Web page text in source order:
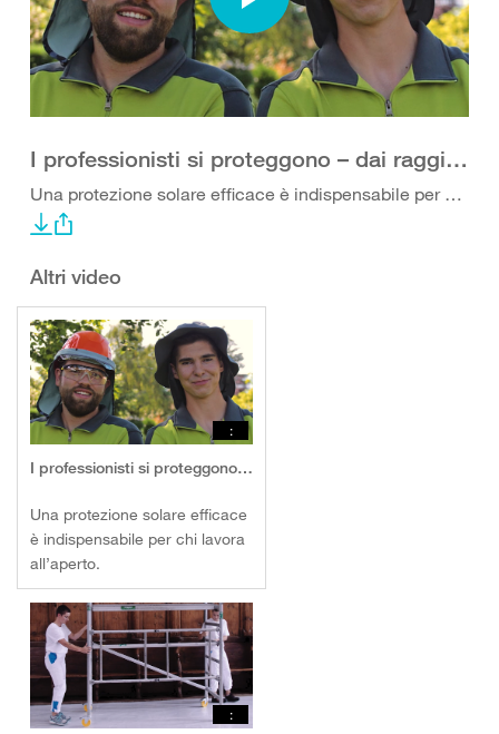
I professionisti si proteggono – dai raggi UV
Una protezione solare efficace è indispensabile per chi lavora all’aperto.
Altri video
:
I professionisti si proteggono – dai raggi UV
Una protezione solare efficace
è indispensabile per chi lavora
all’aperto.
: